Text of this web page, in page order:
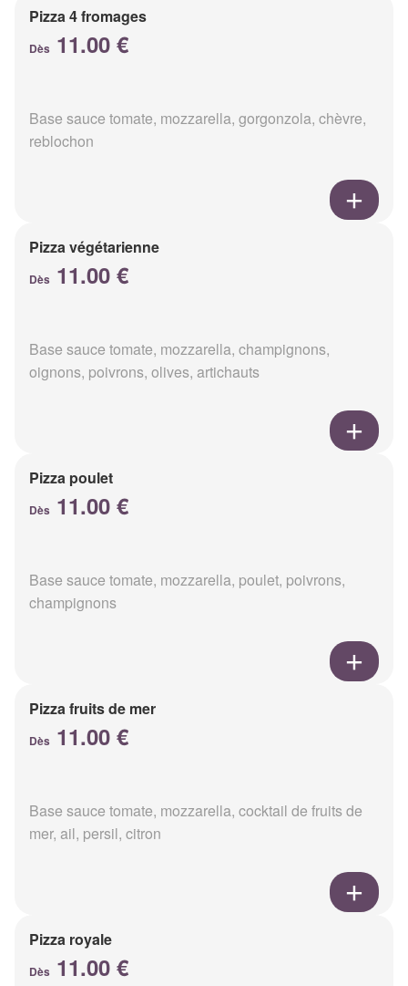
Pizza 4 fromages
Dès 11.00 €
Base sauce tomate, mozzarella, gorgonzola, chèvre,
reblochon
Pizza végétarienne
Dès 11.00 €
Base sauce tomate, mozzarella, champignons,
oignons, poivrons, olives, artichauts
Pizza poulet
Dès 11.00 €
Base sauce tomate, mozzarella, poulet, poivrons,
champignons
Pizza fruits de mer
Dès 11.00 €
Base sauce tomate, mozzarella, cocktail de fruits de
mer, ail, persil, citron
Pizza royale
Dès 11.00 €